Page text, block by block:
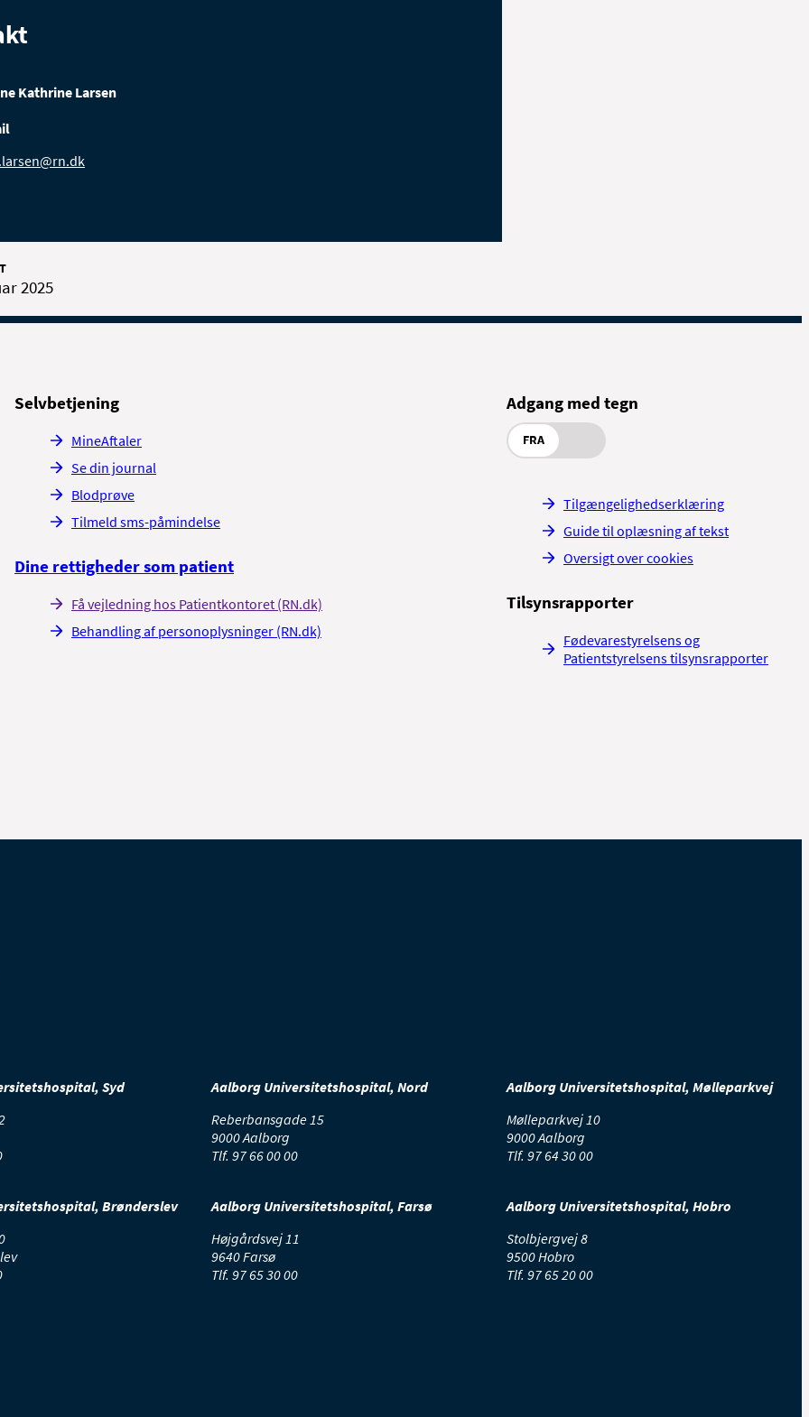
Kathrine Larsen
2025
Selvbetjening
MineAftaler
Se din journal
Blodprøve
Tilmeld sms-påmindelse
Dine rettigheder som patient
Få vejledning hos Patientkontoret (RN.dk)
Behandling af personoplysninger (RN.dk)
Adgang med tegn
FRA
Tilgængelighedserklæring
Guide til oplæsning af tekst
Oversigt over cookies
Tilsynsrapporter
Fødevarestyrelsens og
Patientstyrelsens tilsynsrapporter
Syd
Aalborg Universitetshospital, Nord
Reberbansgade 15
9000 Aalborg
Tlf. 97 66 00 00
Aalborg Universitetshospital, Mølleparkvej
Mølleparkvej 10
9000 Aalborg
Tlf. 97 64 30 00
Brønderslev
Aalborg Universitetshospital, Farsø
Højgårdsvej 11
9640 Farsø
Tlf. 97 65 30 00
Aalborg Universitetshospital, Hobro
Stolbjergvej 8
9500 Hobro
Tlf. 97 65 20 00